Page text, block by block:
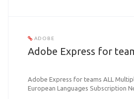
ADOBE
Adobe Express for
Adobe Express for teams ALL
European Languages Subscription